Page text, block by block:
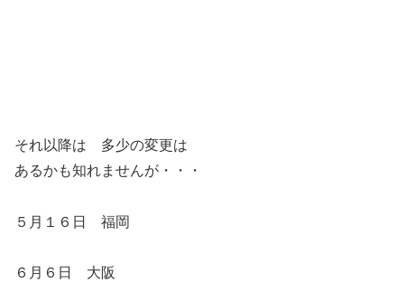
それ以降は 多少の変更は
あるかも知れませんが・・・
５月１６日 福岡
６月６日 大阪